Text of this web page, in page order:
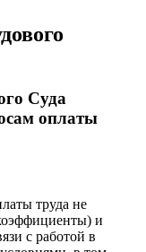
Суда
оплаты
труда не
и
с работой в